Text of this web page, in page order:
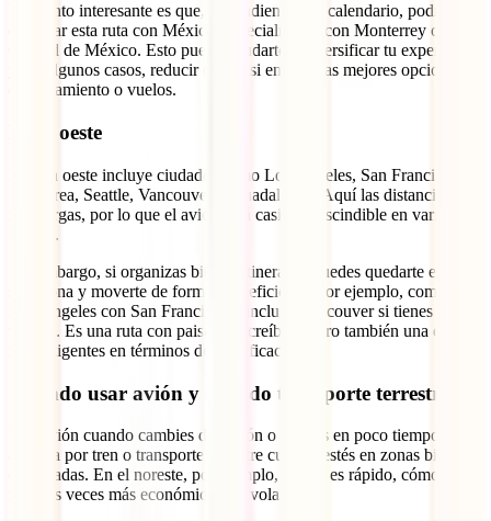
Un punto interesante es que, dependiendo del calendario, podrías
conectar esta ruta con México, especialmente con Monterrey o
Ciudad de México. Esto puede ayudarte a diversificar tu experiencia
y, en algunos casos, reducir costos si encuentras mejores opciones
de alojamiento o vuelos.
Ruta oeste
La ruta oeste incluye ciudades como Los Ángeles, San Francisco
Bay Area, Seattle, Vancouver y Guadalajara. Aquí las distancias son
más largas, por lo que el avión será casi imprescindible en varios
tramos.
Sin embargo, si organizas bien tu itinerario, puedes quedarte en una
sola zona y moverte de forma más eficiente. Por ejemplo, combinar
Los Ángeles con San Francisco o incluso Vancouver si tienes
tiempo. Es una ruta con paisajes increíbles, pero también una de las
más exigentes en términos de planificación.
Cuándo usar avión y cuándo transporte terrestre
Usa avión cuando cambies de región o de país en poco tiempo, y
apuesta por tren o transporte terrestre cuando estés en zonas bien
conectadas. En el noreste, por ejemplo, el tren es rápido, cómodo y
muchas veces más económico que volar.